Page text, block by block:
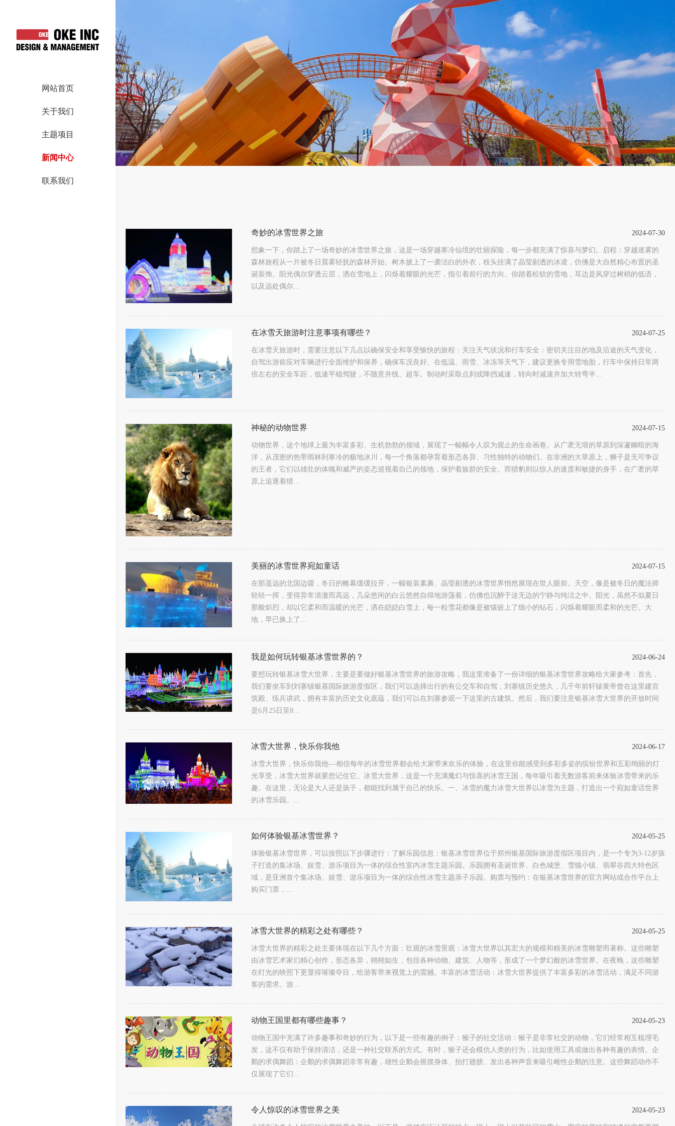
网站首页
关于我们
主题项目
新闻中心
联系我们
2024-07-30
奇妙的冰雪世界之旅
想象一下，你踏上了一场奇妙的冰雪世界之旅，这是一场穿越寒冷仙境的壮丽探险，每一步都充满了惊喜与梦幻。启程：穿越迷雾的
森林旅程从一片被冬日晨雾轻抚的森林开始。树木披上了一袭洁白的外衣，枝头挂满了晶莹剔透的冰凌，仿佛是大自然精心布置的圣
诞装饰。阳光偶尔穿透云层，洒在雪地上，闪烁着耀眼的光芒，指引着前行的方向。你踏着松软的雪地，耳边是风穿过树梢的低语，
以及远处偶尔...
2024-07-25
在冰雪天旅游时注意事项有哪些？
在冰雪天旅游时，‌需要注意以下几点以确保安全和享受愉快的旅程：‌关注天气状况和行车安全：‌密切关注目的地及沿途的天气变化，‌
自驾出游前应对车辆进行全面维护和保养，‌确保车况良好。‌在低温、‌雨雪、‌冰冻等天气下，‌建议更换专用雪地胎，‌行车中保持日常两
倍左右的安全车距，‌低速平稳驾驶，‌不随意并线、‌超车。‌制动时采取点刹或降挡减速，‌转向时减速并加大转弯半...
2024-07-15
神秘的动物世界
动物世界，这个地球上最为丰富多彩、生机勃勃的领域，展现了一幅幅令人叹为观止的生命画卷。从广袤无垠的草原到深邃幽暗的海
洋，从茂密的热带雨林到寒冷的极地冰川，每一个角落都孕育着形态各异、习性独特的动物们。在非洲的大草原上，狮子是无可争议
的王者，它们以雄壮的体魄和威严的姿态巡视着自己的领地，保护着族群的安全。而猎豹则以惊人的速度和敏捷的身手，在广袤的草
原上追逐着猎...
2024-07-15
美丽的冰雪世界宛如童话
在那遥远的北国边疆，冬日的帷幕缓缓拉开，一幅银装素裹、晶莹剔透的冰雪世界悄然展现在世人眼前。天空，像是被冬日的魔法师
轻轻一挥，变得异常清澈而高远，几朵悠闲的白云悠然自得地游荡着，仿佛也沉醉于这无边的宁静与纯洁之中。阳光，虽然不似夏日
那般炽烈，却以它柔和而温暖的光芒，洒在皑皑白雪上，每一粒雪花都像是被镶嵌上了细小的钻石，闪烁着耀眼而柔和的光芒。大
地，早已换上了...
2024-06-24
我是如何玩转银基冰雪世界的？
要想玩转银基冰雪大世界，主要是要做好银基冰雪世界的旅游攻略，我这里准备了一份详细的银基冰雪世界攻略给大家参考：首先，
我们要坐车到刘寨镇银基国际旅游度假区，我们可以选择出行的有公交车和自驾，刘寨镇历史悠久，几千年前轩辕黄帝曾在这里建宫
筑殿、练兵讲武，拥有丰富的历史文化底蕴，我们可以在刘寨参观一下这里的古建筑。然后，我们要注意银基冰雪大世界的开放时间
是6月25日至8...
2024-06-17
冰雪大世界，快乐你我他
冰雪大世界，快乐你我他---相信每年的冰雪世界都会给大家带来欢乐的体验，在这里你能感受到多彩多姿的缤纷世界和五彩绚丽的灯
光享受，冰雪大世界就要您记住它。冰雪大世界，这是一个充满魔幻与惊喜的冰雪王国，每年吸引着无数游客前来体验冰雪带来的乐
趣。在这里，无论是大人还是孩子，都能找到属于自己的快乐。一、冰雪的魔力冰雪大世界以冰雪为主题，打造出一个宛如童话世界
的冰雪乐园。...
2024-05-25
如何体验银基冰雪世界？
体验银基冰雪世界，可以按照以下步骤进行：了解乐园信息：银基冰雪世界位于郑州银基国际旅游度假区项目内，是一个专为3-12岁孩
子打造的集冰场、娱雪、游乐项目为一体的综合性室内冰雪主题乐园。乐园拥有圣诞世界、白色城堡、雪猫小镇、翡翠谷四大特色区
域，是亚洲首个集冰场、娱雪、游乐项目为一体的综合性冰雪主题亲子乐园。购票与预约：在银基冰雪世界的官方网站或合作平台上
购买门票，...
2024-05-25
冰雪大世界的精彩之处有哪些？
冰雪大世界的精彩之处主要体现在以下几个方面：壮观的冰雪景观：冰雪大世界以其宏大的规模和精美的冰雪雕塑而著称。这些雕塑
由冰雪艺术家们精心创作，形态各异，栩栩如生，包括各种动物、建筑、人物等，形成了一个梦幻般的冰雪世界。在夜晚，这些雕塑
在灯光的映照下更显得璀璨夺目，给游客带来视觉上的震撼。丰富的冰雪活动：冰雪大世界提供了丰富多彩的冰雪活动，满足不同游
客的需求。游...
2024-05-23
动物王国里都有哪些趣事？
动物王国中充满了许多趣事和奇妙的行为，以下是一些有趣的例子：猴子的社交活动：猴子是非常社交的动物，它们经常相互梳理毛
发，这不仅有助于保持清洁，还是一种社交联系的方式。有时，猴子还会模仿人类的行为，比如使用工具或做出各种有趣的表情。企
鹅的求偶舞蹈：企鹅的求偶舞蹈非常有趣，雄性企鹅会摇摆身体、拍打翅膀、发出各种声音来吸引雌性企鹅的注意。这些舞蹈动作不
仅展现了它们...
2024-05-23
令人惊叹的冰雪世界之美